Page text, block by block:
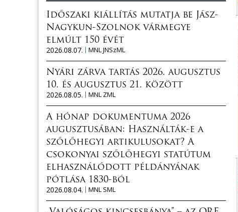
Időszaki kiállítás mutatja be Jász-
Nagykun-Szolnok vármegye
elmúlt 150 évét
2026.08.07.
MNL JNSzML
Nyári zárva tartás 2026. augusztus
10. és augusztus 21. között
2026.08.05.
MNL ZML
A hónap dokumentuma 2026
augusztusában: Használták-e a
szőlőhegyi artikulusokat? A
csokonyai szőlőhegyi statútum
elhasználódott példányának
pótlása 1830-ból
2026.08.04.
MNL SML